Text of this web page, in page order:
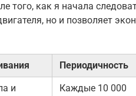
того, как я начала
но и позволяет
Периодичность
и
Каждые 10 000